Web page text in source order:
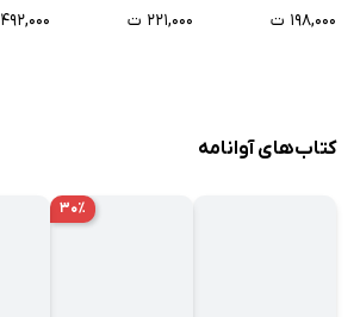
۱۹۸,۰۰۰ ت
۲۲۱,۰۰۰ ت
۴۹۲,۰۰۰ ت
کتاب‌های آوانامه
۳۰٪